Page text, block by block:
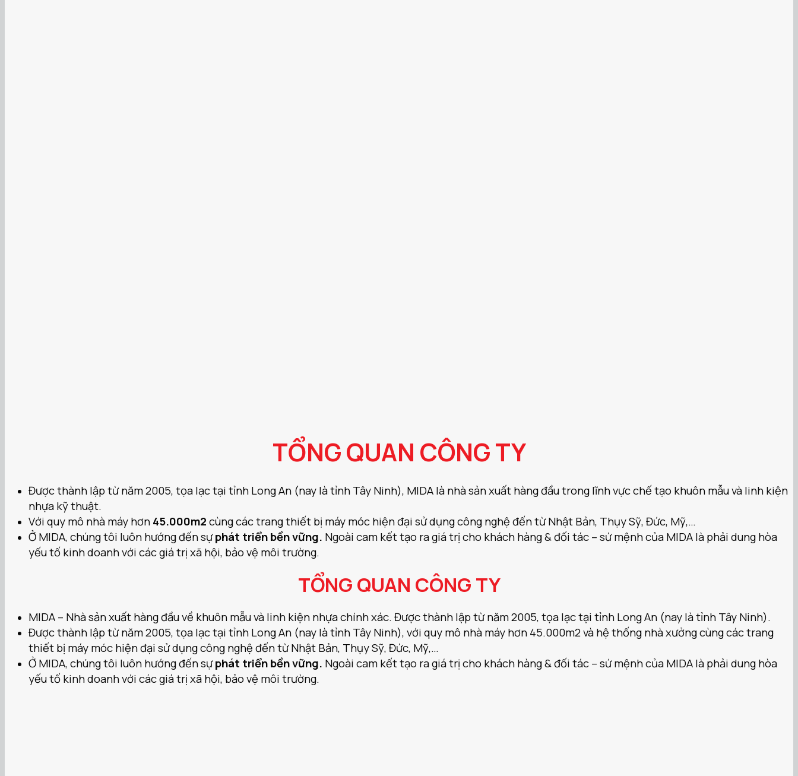
TỔNG QUAN CÔNG TY
Được thành lập từ năm 2005, tọa lạc tại tỉnh Long An (nay là tỉnh Tây Ninh), MIDA là nhà sản xuất hàng đầu trong lĩnh vực chế tạo khuôn mẫu và linh kiện
nhựa kỹ thuật.
Với quy mô nhà máy hơn45.000m2cùng các trang thiết bị máy móc hiện đại sử dụng công nghệ đến từ Nhật Bản, Thụy Sỹ, Đức, Mỹ,…
Ở MIDA, chúng tôi luôn hướng đến sựphát triển bền vững. Ngoài cam kết tạo ra giá trị cho khách hàng & đối tác – sứ mệnh của MIDA là phải dung hòa
yếu tố kinh doanh với các giá trị xã hội, bảo vệ môi trường.
TỔNG QUAN CÔNG TY
MIDA – Nhà sản xuất hàng đầu về khuôn mẫu và linh kiện nhựa chính xác. Được thành lập từ năm 2005, tọa lạc tại tỉnh Long An (nay là tỉnh Tây Ninh).
Được thành lập từ năm 2005, tọa lạc tại tỉnh Long An (nay là tỉnh Tây Ninh), với quy mô nhà máy hơn 45.000m2 và hệ thống nhà xưởng cùng các trang
thiết bị máy móc hiện đại sử dụng công nghệ đến từ Nhật Bản, Thụy Sỹ, Đức, Mỹ,…
Ở MIDA, chúng tôi luôn hướng đến sựphát triển bền vững. Ngoài cam kết tạo ra giá trị cho khách hàng & đối tác – sứ mệnh của MIDA là phải dung hòa
yếu tố kinh doanh với các giá trị xã hội, bảo vệ môi trường.